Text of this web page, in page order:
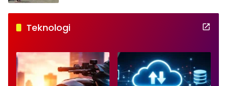
Teknologi